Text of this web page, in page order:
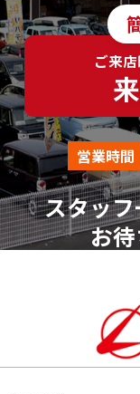
ご来
営業時間
スタッ
お